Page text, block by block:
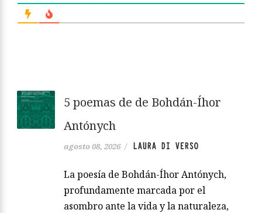
5 poemas de de Bohdán-Íhor
Antónych
agosto 08, 2026 / LAURA DI VERSO
La poesía de Bohdán-Íhor Antónych,
profundamente marcada por el
asombro ante la vida y la naturaleza,